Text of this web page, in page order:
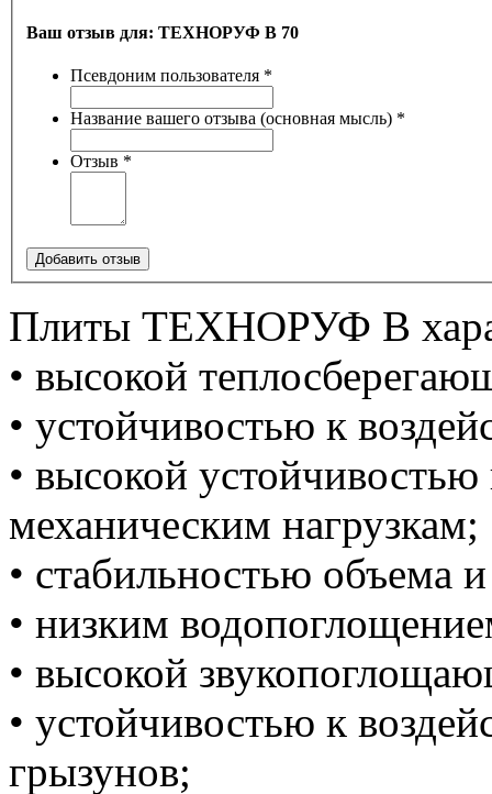
Ваш отзыв для: ТЕХНОРУФ В 70
Псевдоним пользователя *
Название вашего отзыва (основная мысль) *
Отзыв *
Добавить отзыв
Плиты ТЕХНОРУФ В
• высокой
• устойчивостью к
• высокой
механическим нагрузкам;
• стабильностью объема
• низким
• высокой
• устойчивостью к
грызунов;